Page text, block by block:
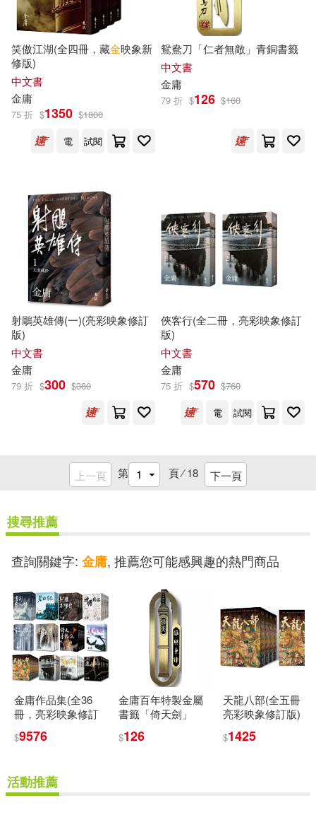
笑傲江湖(全四冊，藏金映象新
修版)
中文書
金庸
75 折 $1350 $1800
電
試閱
鴛鴦刀「仁者無敵」青銅書籤
中文書
金庸
79 折 $126 $160
射鵰英雄傳(一)(亮彩映象修訂
版)
中文書
金庸
79 折 $300 $380
俠客行(全二冊，亮彩映象修訂
版)
中文書
金庸
75 折 $570 $760
電
試閱
上一頁 第 頁 ⁄18 下一頁
搜尋推薦
查詢關鍵字: 金庸, 推薦您可能感興趣的熱門商品
金庸作品集(全36
冊，亮彩映象修訂
$9576
金庸百年特製金屬
書籤「倚天劍」
$126
天龍八部(全五冊，
亮彩映象修訂版)
$1425
活動推薦